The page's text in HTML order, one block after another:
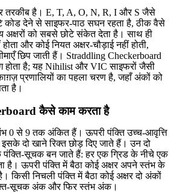
तरकीब है। E, T, A, O, N, R, I और S जैसे
कोड देने से साइफर-पाठ सघन रहता है, ठीक वैसे
अक्षरों को सबसे छोटे संकेत देता है। साथ ही
और कोई नियत अक्षर-चौड़ाई नहीं होती,
छिप जाती हैं। Straddling Checkerboard
होता है; यह Nihilist और VIC साइफरों जैसी
प्रणालियों का पहला चरण है, जहाँ अंकों को
है।
कैसे काम करता है
0 से 9 तक अंकित हैं। ऊपरी पंक्ति उच्च-आवृत्ति
इसके दो खाने रिक्त छोड़ दिए जाते हैं। उन दो
सूचक बन जाते हैं: हर एक ग्रिड के नीचे एक
है। ऊपरी पंक्ति में बैठा कोई अक्षर अपने स्तंभ के
किसी निचली पंक्ति में बैठा कोई अक्षर दो अंकों
सूचक अंक और फिर स्तंभ अंक।